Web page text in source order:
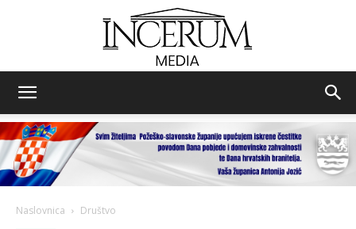
media
Naslovnica Društvo